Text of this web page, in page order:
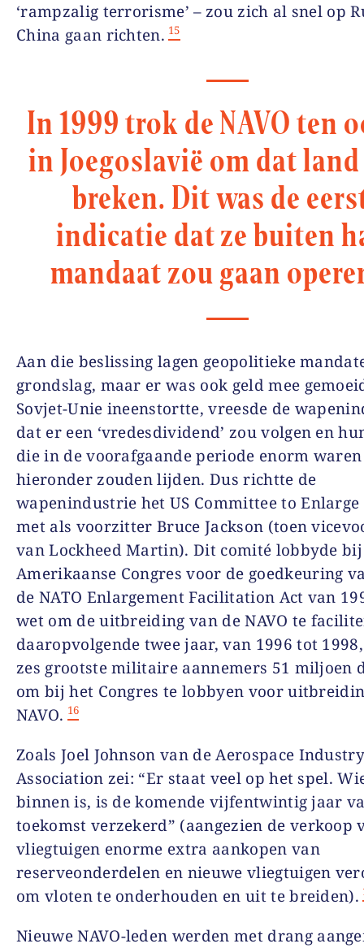
‘rampzalig terrorisme’ – zou zich al snel op
China gaan richten. 15
In 1999 trok de NAVO ten
in Joegoslavië om dat
breken. Dit was de
indicatie dat ze buiten
mandaat zou gaan
Aan die beslissing lagen geopolitieke
grondslag, maar er was ook geld mee
Sovjet-Unie ineenstortte, vreesde de
dat er een ‘vredesdividend’ zou volgen en
die in de voorafgaande periode enorm
hieronder zouden lijden. Dus richtte de
wapenindustrie hetUS Committee to Enlarge
met als voorzitter Bruce Jackson (toen
van Lockheed Martin). Dit comité lobbyde
Amerikaanse Congres voor de goedkeuring
de NATO Enlargement Facilitation Act van
wet om de uitbreiding van de NAVO te
daaropvolgende twee jaar, van 1996 tot
zes grootste militaire aannemers 51 miljoen
om bij het Congres te lobbyen voor
NAVO. 16
Zoals Joel Johnson van deAerospace
Association zei: “Er staat veel op het spel.
binnen is, is de komende vijfentwintig jaar
toekomst verzekerd” (aangezien de verkoop
vliegtuigen enorme extra aankopen van
reserveonderdelen en nieuwe vliegtuigen
om vloten te onderhouden en uit te breiden).
Nieuwe NAVO-leden werden met drang